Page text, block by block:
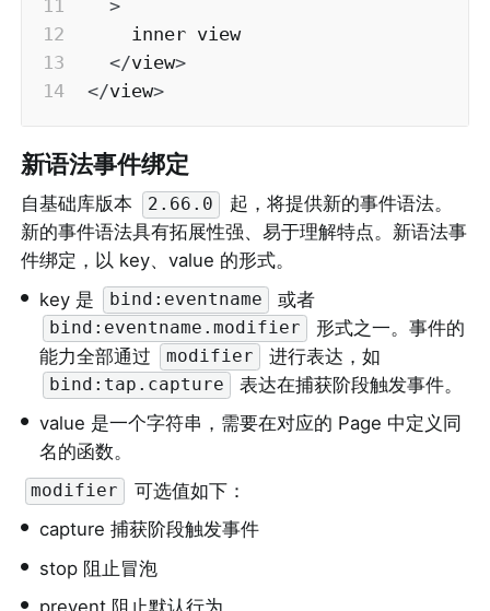
>
    inner view
</view>
</view>
新语法事件绑定
自基础库版本 2.66.0
起，将提供新的事件语法。
新的事件语法具有拓展性强、易于理解特点。新语法事
件绑定，以 key、value 的形式。
• key 是 bind:eventname 或者
bind:eventname.modifier
形式之一。事件的
能力全部通过
modifier
bind:tap.capture 表达在捕获阶段触发事件。
• value 是一个字符串，需要在对应的 Page 中定义同
名的函数。
modifier 可选值如下：
• capture 捕获阶段触发事件
• stop 阻止冒泡